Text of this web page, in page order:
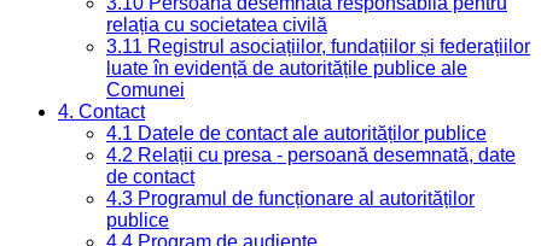
relația cu societatea civilă
3.11 Registrul asociațiilor, fundațiilor și federațiilor
luate în evidență de autoritățile publice ale
Comunei
4. Contact
4.1 Datele de contact ale autorităților publice
4.2 Relații cu presa - persoană desemnată, date
de contact
4.3 Programul de funcționare al autorităților
publice